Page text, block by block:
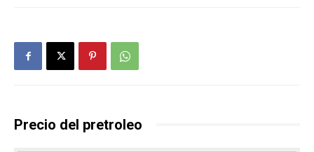
Precio del pretroleo